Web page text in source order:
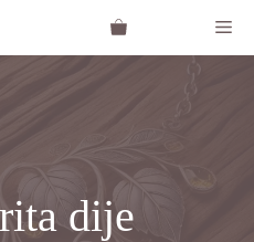
dije